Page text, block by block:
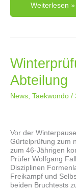
Taekwondo-
VfL
Weiterlesen »
Abteilung
News, Taekwondo /
Vor der
Gürtelprüfung zum
zum 46-Jährigen
Prüfer Wolfgang
Disziplinen
Freikampf und
beiden Bruchtests